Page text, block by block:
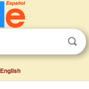
English